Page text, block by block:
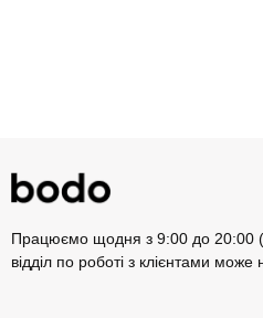
Працюємо щодня з 9:00 до 20:00
відділ по роботі з клієнтами